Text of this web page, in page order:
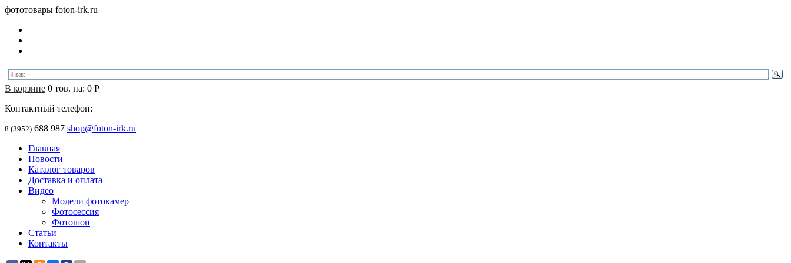
фототовары foton-irk.ru
В корзине 0 тов. на: 0 Р
Контактный телефон:
8 (3952) 688 987 shop@foton-irk.ru
Главная
Новости
Каталог товаров
Доставка и оплата
Видео
Модели фотокамер
Фотосессия
Фотошоп
Статьи
Контакты